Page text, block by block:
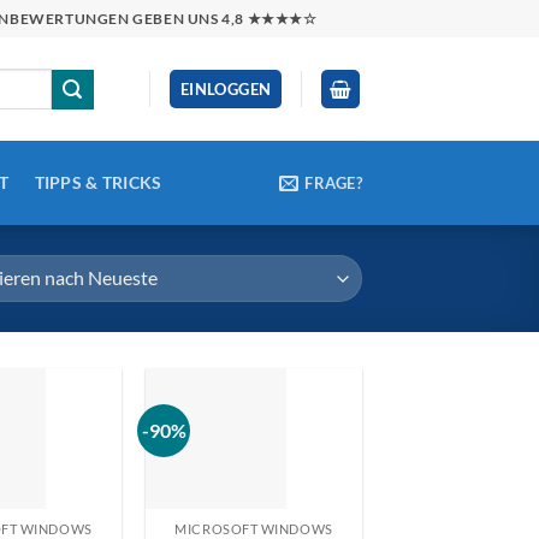
GEBEN UNS 4,8 ★★★★☆
EINLOGGEN
TIPPS & TRICKS FRAGE?
WINDOWS
-90%
MICROSOFT WINDOWS